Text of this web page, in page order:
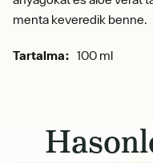
menta keveredik benne.
Tartalma: 100 ml